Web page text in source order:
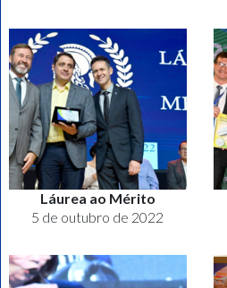
Láurea ao Mérito
5 de outubro de 2022